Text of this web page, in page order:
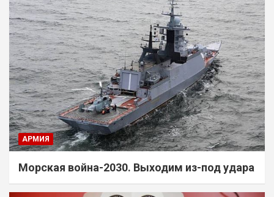
АРМИЯ
Морская война-2030. Выходим из-под удара